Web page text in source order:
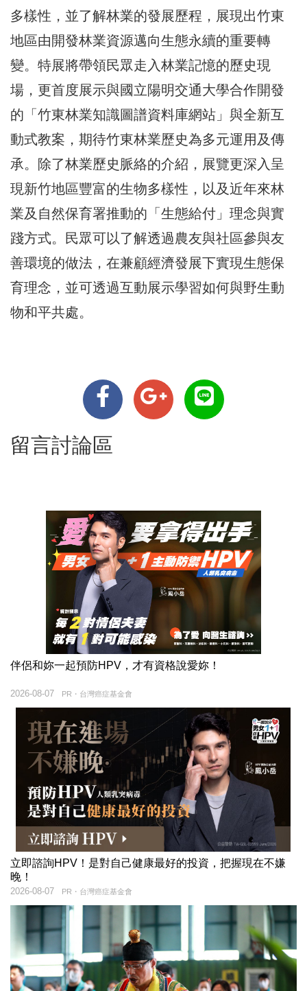
多樣性，並了解林業的發展歷程，展現出竹東
地區由開發林業資源邁向生態永續的重要轉
變。特展將帶領民眾走入林業記憶的歷史現
場，更首度展示與國立陽明交通大學合作開發
的「竹東林業知識圖譜資料庫網站」與全新互
動式教案，期待竹東林業歷史為多元運用及傳
承。除了林業歷史脈絡的介紹，展覽更深入呈
現新竹地區豐富的生物多樣性，以及近年來林
業及自然保育署推動的「生態給付」理念與實
踐方式。民眾可以了解透過農友與社區參與友
善環境的做法，在兼顧經濟發展下實現生態保
育理念，並可透過互動展示學習如何與野生動
物和平共處。
留言討論區
伴侶和妳一起預防HPV，才有資格說愛妳！
PR・台灣癌症基金會
2026-08-07
立即諮詢HPV！是對自己健康最好的投資，把握現在不嫌
晚！
PR・台灣癌症基金會
2026-08-07